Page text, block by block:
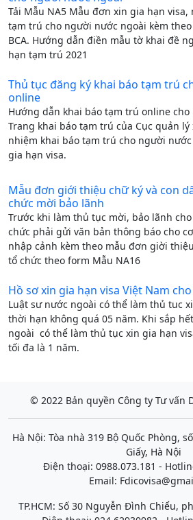
Tải Mẫu NA5 Mẫu đơn xin gia hạn
tạm trú cho người nước ngoài kèm
BCA. Hướng dẫn điền mẫu tờ khai đề
hạn tạm trú 2021
Thủ tục đăng ký khai báo tạm trú
online
Hướng dẫn khai báo tạm trú online
Trang khai báo tạm trú của Cục quản
nhiệm khai báo tạm trú cho người
gia hạn visa.
Mẫu đơn giới thiệu chữ ký và con
chức mời bảo lãnh
Trước khi làm thủ tục mời, bảo lãnh
chức phải gửi văn bản thông báo cho
nhập cảnh kèm theo mẫu đơn giời
tổ chức theo form Mẫu NA16
Hồ sơ xin gia hạn visa Việt Nam
Luật sư nước ngoài có thể làm thủ tuc
thời hạn không quá 05 năm. Khi sắp
ngoài có thể làm thủ tục xin gia hạn
tối đa là 1 năm.
© 2022 Bản quyền Công ty Tư vấn
Hà Nội: Tòa nhà 319 Bộ Quốc Phòng,
Giấy, Hà Nội
Điện thoại: 0988.073.181 -
Email:
TP.HCM: Số 30 Nguyễn Đình Chiểu,